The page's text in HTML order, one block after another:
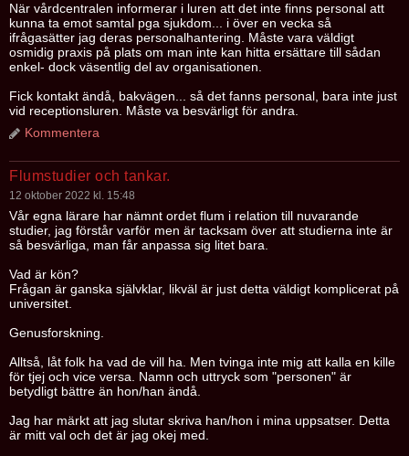
När vårdcentralen informerar i luren att det inte finns personal att
kunna ta emot samtal pga sjukdom... i över en vecka så
ifrågasätter jag deras personalhantering. Måste vara väldigt
osmidig praxis på plats om man inte kan hitta ersättare till sådan
enkel- dock väsentlig del av organisationen.
Fick kontakt ändå, bakvägen... så det fanns personal, bara inte just
vid receptionsluren. Måste va besvärligt för andra.
Kommentera
Flumstudier och tankar.
12 oktober 2022 kl. 15:48
Vår egna lärare har nämnt ordet flum i relation till nuvarande
studier, jag förstår varför men är tacksam över att studierna inte är
så besvärliga, man får anpassa sig litet bara.
Vad är kön?
Frågan är ganska självklar, likväl är just detta väldigt komplicerat på
universitet.
Genusforskning.
Alltså, låt folk ha vad de vill ha. Men tvinga inte mig att kalla en kille
för tjej och vice versa. Namn och uttryck som "personen" är
betydligt bättre än hon/han ändå.
Jag har märkt att jag slutar skriva han/hon i mina uppsatser. Detta
är mitt val och det är jag okej med.